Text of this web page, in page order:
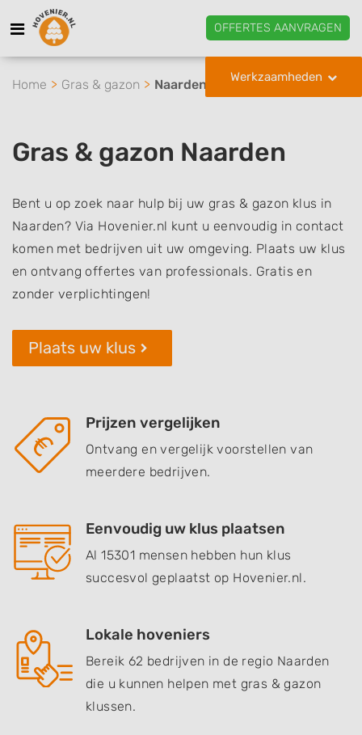
OFFERTES AANVRAGEN
Werkzaamheden
Home Gras & gazon Naarden
Gras & gazon Naarden
Bent u op zoek naar hulp bij uw gras & gazon klus in
Naarden? Via Hovenier.nl kunt u eenvoudig in contact
komen met bedrijven uit uw omgeving. Plaats uw klus
en ontvang offertes van professionals. Gratis en
zonder verplichtingen!
Plaats uw klus
Prijzen vergelijken
Ontvang en vergelijk voorstellen van
meerdere bedrijven.
Eenvoudig uw klus plaatsen
Al 15301 mensen hebben hun klus
succesvol geplaatst op Hovenier.nl.
Lokale hoveniers
Bereik 62 bedrijven in de regio Naarden
die u kunnen helpen met gras & gazon
klussen.